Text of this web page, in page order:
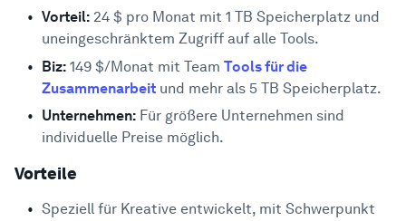
Vorteil: 24 $ pro Monat mit 1 TB Speicherplatz und
uneingeschränktem Zugriff auf alle Tools.
Biz: 149 $/Monat mit Team Tools für die
Zusammenarbeit und mehr als 5 TB Speicherplatz.
Unternehmen: Für größere Unternehmen sind
individuelle Preise möglich.
Vorteile
Speziell für Kreative entwickelt, mit Schwerpunkt